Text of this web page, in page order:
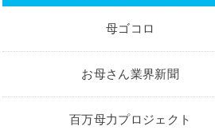
母ゴコロ
お母さん業界新聞
百万母力プロジェクト